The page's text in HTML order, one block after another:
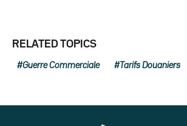
RELATED TOPICS
Guerre Commerciale Tarifs Douaniers